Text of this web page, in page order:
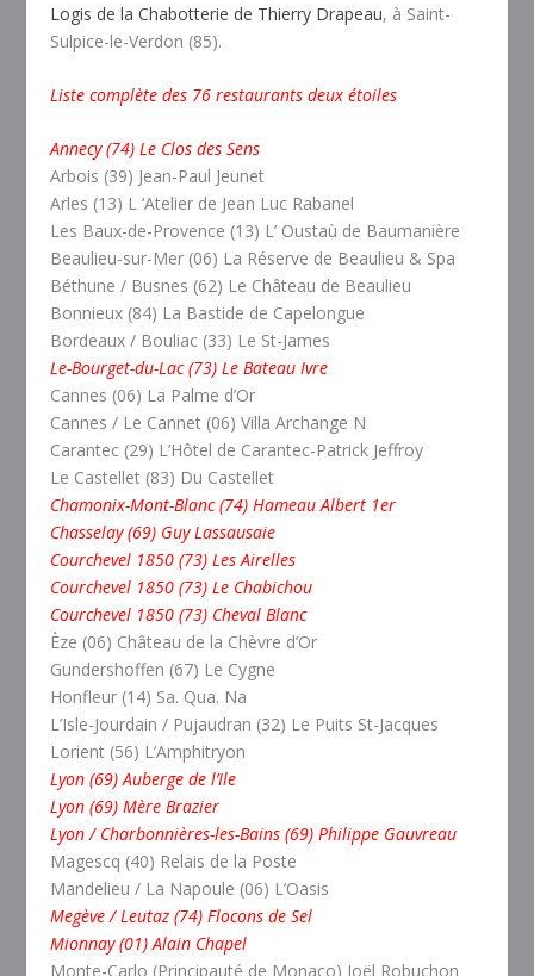
Logis de la Chabotterie de Thierry Drapeau, à Saint-
Sulpice-le-Verdon (85).
Liste complète des 76 restaurants deux étoiles
Annecy (74) Le Clos des Sens
Arbois (39) Jean-Paul Jeunet
Arles (13) L ‘Atelier de Jean Luc Rabanel
Les Baux-de-Provence (13) L’ Oustaù de Baumanière
Beaulieu-sur-Mer (06) La Réserve de Beaulieu & Spa
Béthune / Busnes (62) Le Château de Beaulieu
Bonnieux (84) La Bastide de Capelongue
Bordeaux / Bouliac (33) Le St-James
Le-Bourget-du-Lac (73) Le Bateau Ivre
Cannes (06) La Palme d’Or
Cannes / Le Cannet (06) Villa Archange N
Carantec (29) L’Hôtel de Carantec-Patrick Jeffroy
Le Castellet (83) Du Castellet
Chamonix-Mont-Blanc (74) Hameau Albert 1er
Chasselay (69) Guy Lassausaie
Courchevel 1850 (73) Les Airelles
Courchevel 1850 (73) Le Chabichou
Courchevel 1850 (73) Cheval Blanc
Èze (06) Château de la Chèvre d’Or
Gundershoffen (67) Le Cygne
Honfleur (14) Sa. Qua. Na
L’Isle-Jourdain / Pujaudran (32) Le Puits St-Jacques
Lorient (56) L’Amphitryon
Lyon (69) Auberge de l’Ile
Lyon (69) Mère Brazier
Lyon / Charbonnières-les-Bains (69) Philippe Gauvreau
Magescq (40) Relais de la Poste
Mandelieu / La Napoule (06) L’Oasis
Megève / Leutaz (74) Flocons de Sel
Mionnay (01) Alain Chapel
Monte-Carlo (Principauté de Monaco) Joël Robuchon